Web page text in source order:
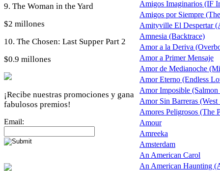
9. The Woman in the Yard
$2 millones
10. The Chosen: Last Supper Part 2
$0.9 millones
¡Recibe nuestras promociones y gana
fabulosos premios!
Email:
Amigos Imaginarios (IF
Amigos por Siempre
Amityville El Despertar
Amnesia (Backtrace)
Amor a la Deriva
Amor a Primer Mensaje
Amor de Medianoche
Amor Eterno (Endless
Amor Imposible
Amor Sin Barreras (West
Amores Peligrosos (The
Amour
Amreeka
Amsterdam
An American Carol
An American Haunting